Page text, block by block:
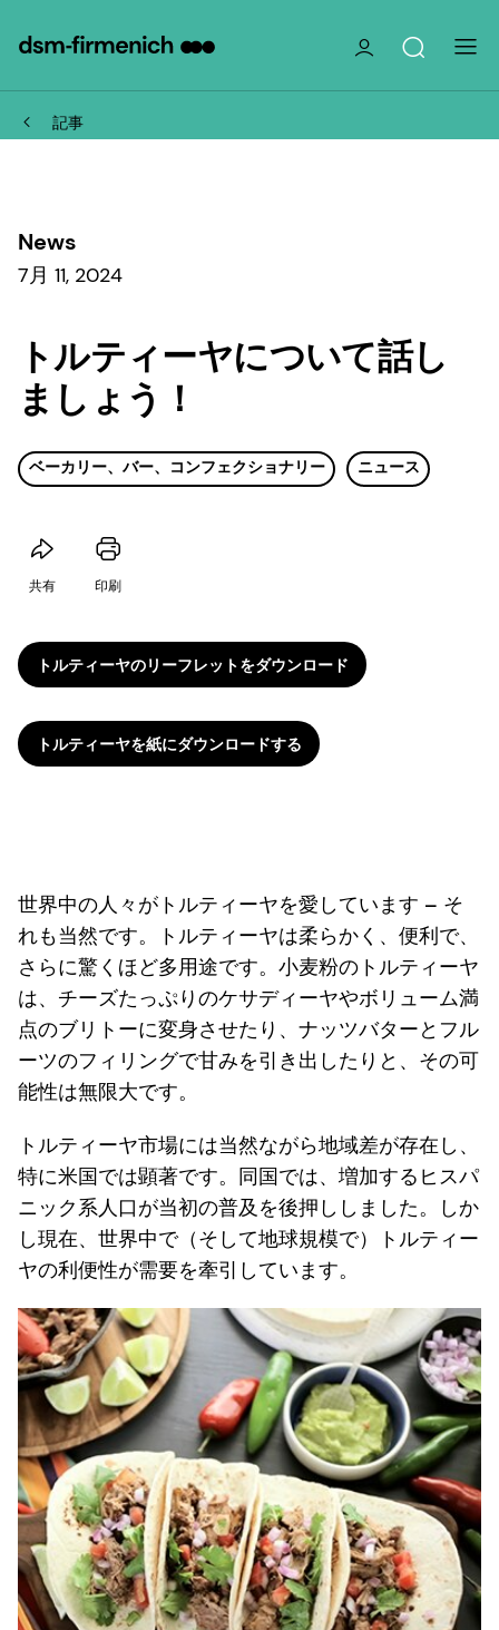
記事
News
7月 11, 2024
トルティーヤについて話し
ましょう！
ベーカリー、バー、コンフェクショナリー ニュース
共有 印刷
トルティーヤのリーフレットをダウンロード
トルティーヤを紙にダウンロードする
世界中の人々がトルティーヤを愛しています – そ
れも当然です。トルティーヤは柔らかく、便利で、
さらに驚くほど多用途です。小麦粉のトルティーヤ
は、チーズたっぷりのケサディーヤやボリューム満
点のブリトーに変身させたり、ナッツバターとフル
ーツのフィリングで甘みを引き出したりと、その可
能性は無限大です。
トルティーヤ市場には当然ながら地域差が存在し、
特に米国では顕著です。同国では、増加するヒスパ
ニック系人口が当初の普及を後押ししました。しか
し現在、世界中で（そして地球規模で）トルティー
ヤの利便性が需要を牽引しています。